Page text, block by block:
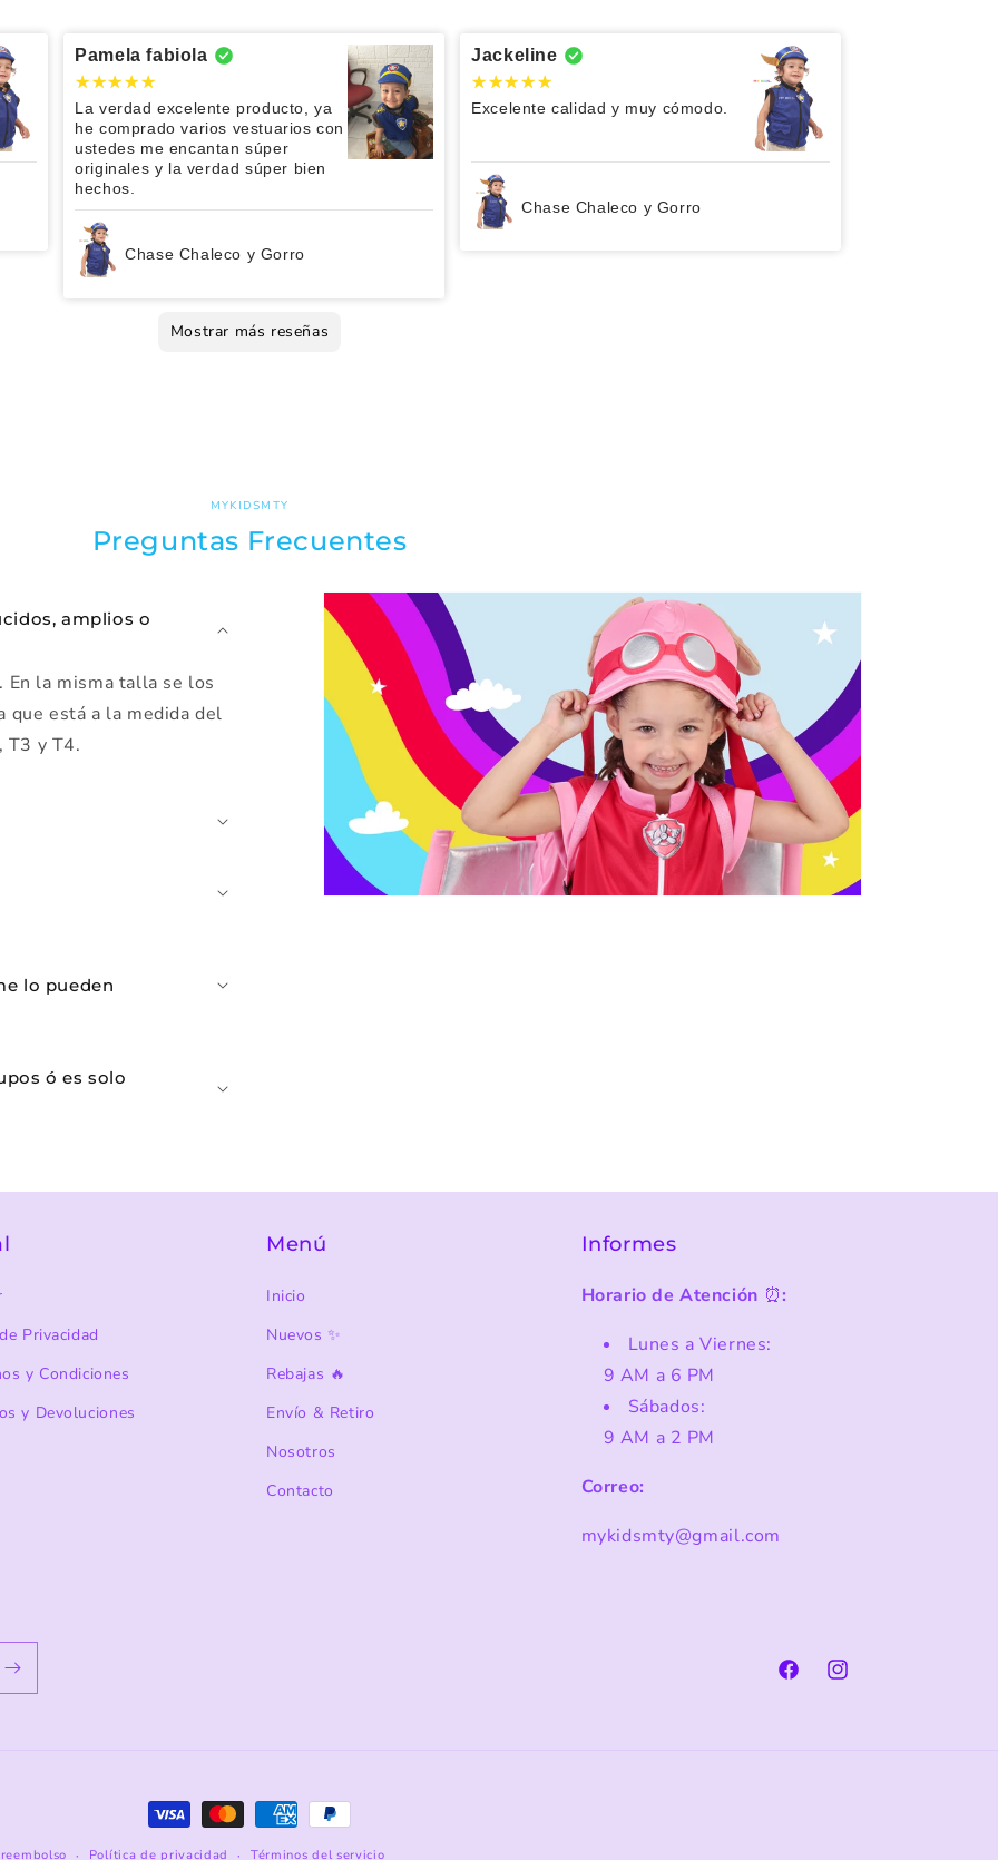
Pamela fabiola
La verdad excelente producto, ya
he comprado varios vestuarios con
ustedes me encantan súper
originales y la verdad súper bien
hechos.
Chase Chaleco y Gorro
Jackeline
Excelente calidad y muy cómodo.
Chase Chaleco y Gorro
Mostrar más reseñas
MYKIDSMTY
Preguntas Frecuentes
amplios o
En la misma talla se los
que está a la medida del
T3 y T4.
lo pueden
ó es solo
Privacidad
y Condiciones
y Devoluciones
Menú
Inicio
Nuevos ✨
Rebajas 🔥
Envío & Retiro
Nosotros
Contacto
Informes
Horario de Atención ⏰:
Lunes a Viernes:
9 AM a 6 PM
Sábados:
9 AM a 2 PM
Correo:
mykidsmty@gmail.com
FacebookInstagram
Formas
de
Política de privacidad Términos del servicio